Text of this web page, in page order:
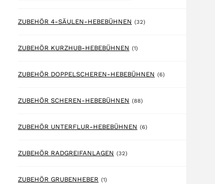
ZUBEHÖR 4-SÄULEN-HEBEBÜHNEN (32)32 products
ZUBEHÖR KURZHUB-HEBEBÜHNEN (1)1 product
ZUBEHÖR DOPPELSCHEREN-HEBEBÜHNEN (6)6 products
ZUBEHÖR SCHEREN-HEBEBÜHNEN (88)88 products
ZUBEHÖR UNTERFLUR-HEBEBÜHNEN (6)6 products
ZUBEHÖR RADGREIFANLAGEN (32)32 products
ZUBEHÖR GRUBENHEBER (1)1 product